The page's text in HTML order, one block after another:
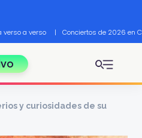
verso a verso | Conciertos de 2026 en
y curiosidades de su